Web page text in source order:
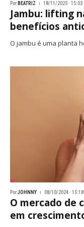
Por BEATRIZ 18/11/2025 · 15:03
Jambu: lifting
benefícios
O jambu é uma planta
PorJOHNNY 08/10/2024 · 15:18
O mercado de
em